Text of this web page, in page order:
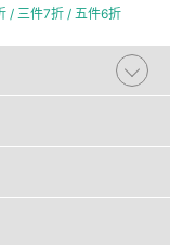
/ 三件7折 / 五件6折